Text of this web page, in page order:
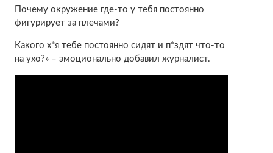
Почему окружение где-то у тебя постоянно
фигурирует за плечами?
Какого х*я тебе постоянно сидят и п*здят что-то
на ухо?» – эмоционально добавил журналист.